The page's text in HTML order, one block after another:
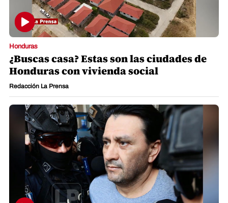
Honduras
¿Buscas casa? Estas son las ciudades de
Honduras con vivienda social
Redacción La Prensa